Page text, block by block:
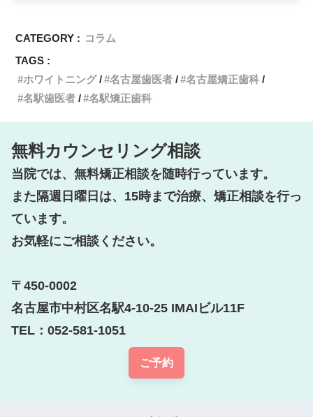
CATEGORY : コラム
TAGS :
ホワイトニング
名古屋歯医者
名古屋矯正歯科
名駅歯医者
名駅矯正歯科
無料カウンセリング相談
当院では、無料矯正相談を随時行っています。
また隔週日曜日は、15時まで治療、矯正相談を行っ
ています。
お気軽にご相談ください。
〒450-0002
名古屋市中村区名駅4-10-25 IMAIビル11F
TEL：052-581-1051
ご予約